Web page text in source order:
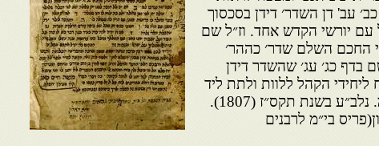
עב' דן השדר׳ דידן בסכסוך
יורשי הקדש אחד. וז״ל שם
החכם השלם שדר׳ כההר׳
בדף כג׳ עג׳ שהשדר דידן
הקהל ללוות ולתת ליד
משרתו חיים עמרם סך נ״מ. נלב״ע בשנת תקס״ז (1807).
בי״מ לרבנים